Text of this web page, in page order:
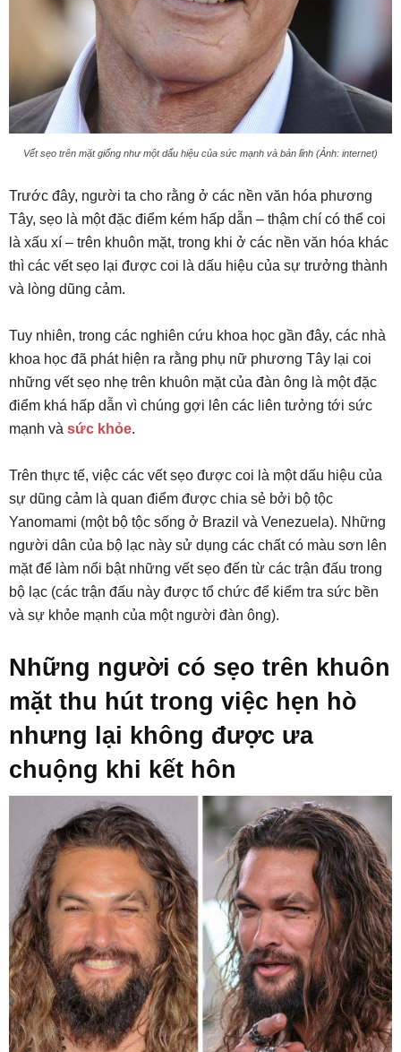
Vết sẹo trên mặt giống như một dấu hiệu của sức mạnh và bản lĩnh (Ảnh: internet)
Trước đây, người ta cho rằng ở các nền văn hóa phương
Tây, sẹo là một đặc điểm kém hấp dẫn – thậm chí có thể coi
là xấu xí – trên khuôn mặt, trong khi ở các nền văn hóa khác
thì các vết sẹo lại được coi là dấu hiệu của sự trưởng thành
và lòng dũng cảm.
Tuy nhiên, trong các nghiên cứu khoa học gần đây, các nhà
khoa học đã phát hiện ra rằng phụ nữ phương Tây lại coi
những vết sẹo nhẹ trên khuôn mặt của đàn ông là một đặc
điểm khá hấp dẫn vì chúng gợi lên các liên tưởng tới sức
mạnh và sức khỏe.
Trên thực tế, việc các vết sẹo được coi là một dấu hiệu của
sự dũng cảm là quan điểm được chia sẻ bởi bộ tộc
Yanomami (một bộ tộc sống ở Brazil và Venezuela). Những
người dân của bộ lạc này sử dụng các chất có màu sơn lên
mặt để làm nổi bật những vết sẹo đến từ các trận đấu trong
bộ lạc (các trận đấu này được tổ chức để kiểm tra sức bền
và sự khỏe mạnh của một người đàn ông).
Những người có sẹo trên khuôn
mặt thu hút trong việc hẹn hò
nhưng lại không được ưa
chuộng khi kết hôn